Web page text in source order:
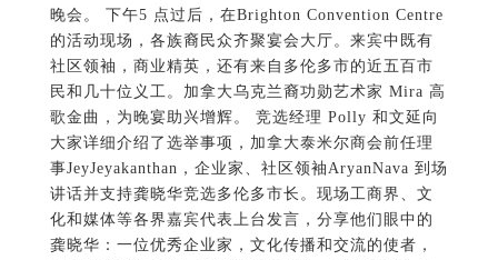
龚晓华：一位优秀企业家，文化传播和交流的使者，
勤恳拼搏的实干家，值得信任的朋友。龚晓华的女儿
上台讲话，她说：“我的父亲经商 30 年，白手起家，
兢兢业业，是难得一见的商业奇才。同时，他也是一
位伟大的父亲，是颗大树，为孩子们遮风挡雨，日复
一日，年复一年，在我们的生命中从未缺席; 他对企
业，对员工，对家人的责任心有目共睹。他是值得我
们骄傲的父亲，是孩子们敬爱的祖父。他言出必行，
我作为他生活与事业历程的见证人，认为父亲是市长
的最佳人选，希望大家支持龚晓华！” 龚晓华感谢家人